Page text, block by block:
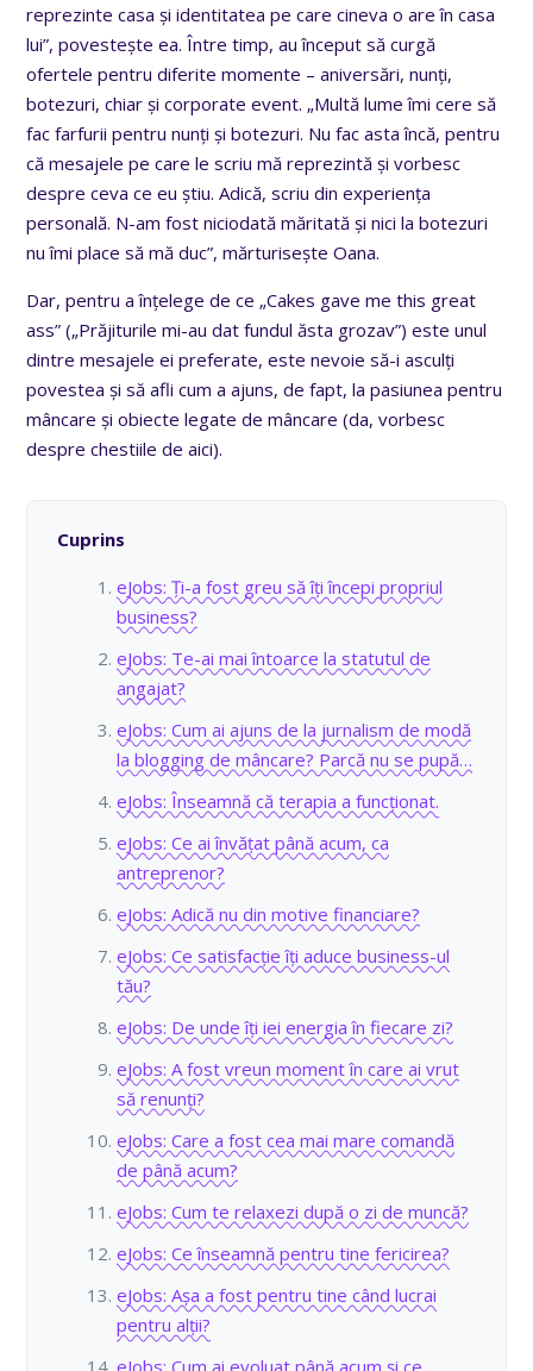
reprezinte casa și identitatea pe care cineva o are în casa
lui”, povestește ea. Între timp, au început să curgă
ofertele pentru diferite momente – aniversări, nunți,
botezuri, chiar și corporate event. „Multă lume îmi cere să
fac farfurii pentru nunți și botezuri. Nu fac asta încă, pentru
că mesajele pe care le scriu mă reprezintă și vorbesc
despre ceva ce eu știu. Adică, scriu din experiența
personală. N-am fost niciodată măritată și nici la botezuri
nu îmi place să mă duc”, mărturisește Oana.
Dar, pentru a înțelege de ce „Cakes gave me this great
ass” („Prăjiturile mi-au dat fundul ăsta grozav”) este unul
dintre mesajele ei preferate, este nevoie să-i asculți
povestea și să afli cum a ajuns, de fapt, la pasiunea pentru
mâncare și obiecte legate de mâncare (da, vorbesc
despre chestiile de aici).
Cuprins
eJobs: Ți-a fost greu să îți începi propriul
business?
eJobs: Te-ai mai întoarce la statutul de
angajat?
eJobs: Cum ai ajuns de la jurnalism de modă
la blogging de mâncare? Parcă nu se pupă…
eJobs: Înseamnă că terapia a funcționat.
eJobs: Ce ai învățat până acum, ca
antreprenor?
eJobs: Adică nu din motive financiare?
eJobs: Ce satisfacție îți aduce business-ul
tău?
eJobs: De unde îți iei energia în fiecare zi?
eJobs: A fost vreun moment în care ai vrut
să renunți?
eJobs: Care a fost cea mai mare comandă
de până acum?
eJobs: Cum te relaxezi după o zi de muncă?
eJobs: Ce înseamnă pentru tine fericirea?
eJobs: Așa a fost pentru tine când lucrai
pentru alții?